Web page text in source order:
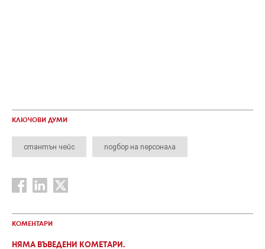
КЛЮЧОВИ ДУМИ
стантън чейс подбор на персонала
КОМЕНТАРИ
НЯМА ВЪВЕДЕНИ КОМЕТАРИ.